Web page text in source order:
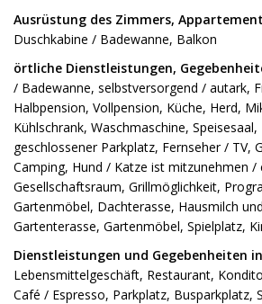
Ausrüstung des Zimmers,
Duschkabine / Badewanne, Balkon
örtliche Dienstleistungen,
/ Badewanne, selbstversorgend / autark,
Halbpension, Vollpension, Küche, Herd,
Kühlschrank, Waschmaschine, Speisesaal,
geschlossener Parkplatz, Fernseher / TV,
Camping, Hund / Katze ist mitzunehmen /
Gesellschaftsraum, Grillmöglichkeit,
Gartenmöbel, Dachterasse, Hausmilch
Gartenterasse, Gartenmöbel, Spielplatz,
Dienstleistungen und Gegebenheiten
Lebensmittelgeschäft, Restaurant,
Café / Espresso, Parkplatz, Busparkplatz,